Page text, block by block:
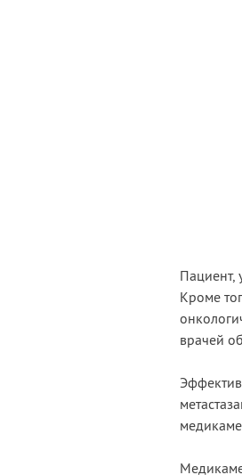
Пациент,
Кроме
врачей